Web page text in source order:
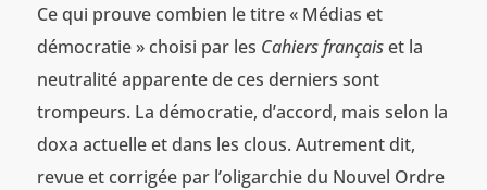
Ce qui prouve combien le titre « Médias et
démocratie » choisi par les Cahiers françaiset la
neutralité apparente de ces derniers sont
trompeurs. La démocratie, d’accord, mais selon la
doxa actuelle et dans les clous. Autrement dit,
revue et corrigée par l’oligarchie du Nouvel Ordre